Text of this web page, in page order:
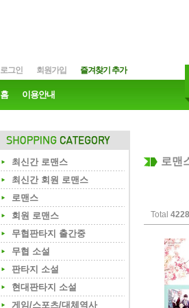
로그인 회원가입 즐겨찾기 추가
홈 이용안내
최신간 로맨스
최신간 회원 로맨스
로맨스
회원 로맨스
무협판타지 출간중
무협 소설
판타지 소설
현대판타지 소설
게임/스포츠/대체역사
로맨
Total 4228